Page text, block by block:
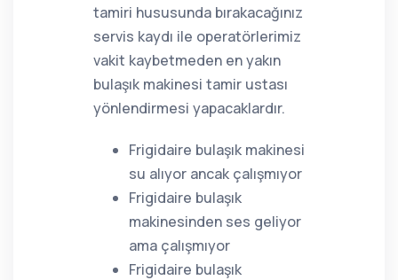
tamiri hususunda bırakacağınız
servis kaydı ile operatörlerimiz
vakit kaybetmeden en yakın
bulaşık makinesi tamir ustası
yönlendirmesi yapacaklardır.
Frigidaire bulaşık makinesi
su alıyor ancak çalışmıyor
Frigidaire bulaşık
makinesinden ses geliyor
ama çalışmıyor
Frigidaire bulaşık